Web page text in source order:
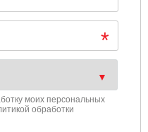
моих персональных
обработки